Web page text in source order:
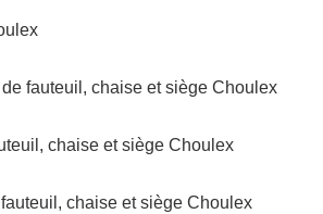
fauteuil, chaise et siège Choulex
chaise et siège Choulex
chaise et siège Choulex